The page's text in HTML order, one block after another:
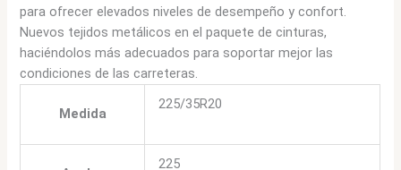
para ofrecer elevados niveles de desempeño y confort.
Nuevos tejidos metálicos en el paquete de cinturas,
haciéndolos más adecuados para soportar mejor las
condiciones de las carreteras.
Medida
225/35R20
225